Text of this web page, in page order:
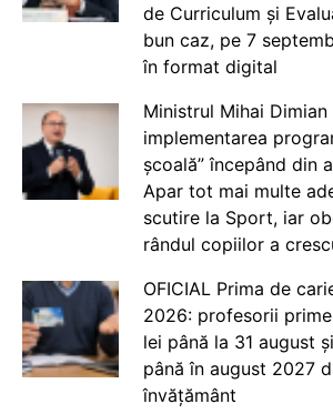
de Curriculum și
bun caz, pe 7
în format digital
Ministrul Mihai Dimian
implementarea
școală” începând din
Apar tot mai multe
scutire la Sport, iar
rândul copiilor a
OFICIAL Prima de
2026: profesorii
lei până la 31 august
până în august 2027
învățământ